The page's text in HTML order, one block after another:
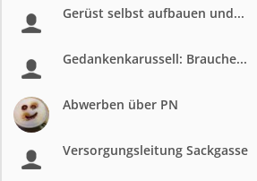
Gerüst selbst aufbauen und...
Gedankenkarussell: Brauche...
Abwerben über PN
Versorgungsleitung Sackgasse